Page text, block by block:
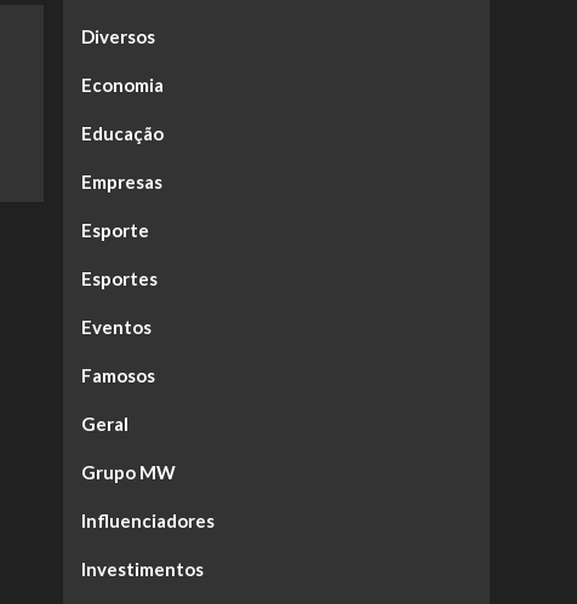
Diversos
Economia
Educação
Empresas
Esporte
Esportes
Eventos
Famosos
Geral
Grupo MW
Influenciadores
Investimentos